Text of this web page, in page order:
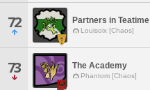
72 Partners in Teatime
Louisoix [Chaos]
73 The Academy
Phantom [Chaos]